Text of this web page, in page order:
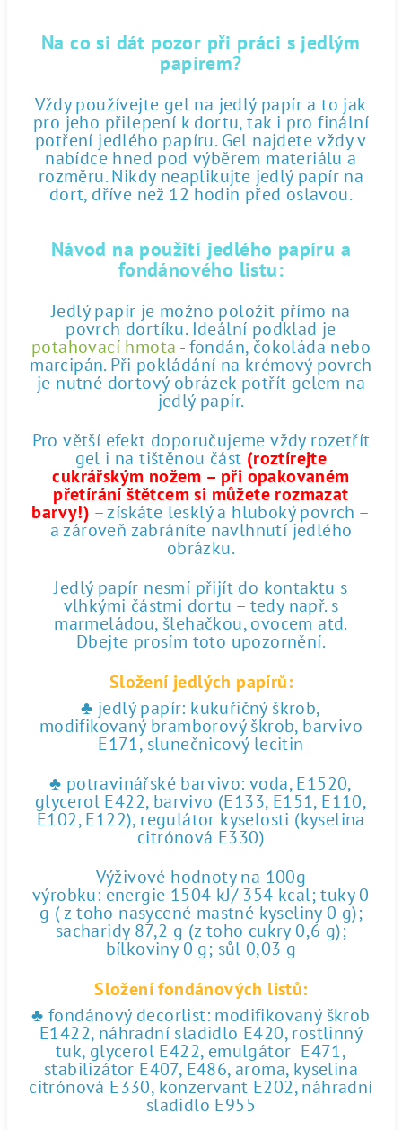
Na co si dát pozor při práci s jedlým
papírem?
Vždy používejte gel na jedlý papír a to jak
pro jeho přilepení k dortu, tak i pro finální
potření jedlého papíru. Gel najdete vždy v
nabídce hned pod výběrem materiálu a
rozměru. Nikdy neaplikujte jedlý papír na
dort, dříve než 12 hodin před oslavou.
Návod na použití jedlého papíru a
fondánového listu:
Jedlý papír je možno položit přímo na
povrch dortíku. Ideální podklad je
potahovací hmota - fondán, čokoláda nebo
marcipán. Při pokládání na krémový povrch
je nutné dortový obrázek potřít gelem na
jedlý papír.
Pro větší efekt doporučujeme vždy rozetřít
gel i na tištěnou část (roztírejte
cukrářským nožem – při opakovaném
přetírání štětcem si můžete rozmazat
barvy!) – získáte lesklý a hluboký povrch –
a zároveň zabráníte navlhnutí jedlého
obrázku.
Jedlý papír nesmí přijít do kontaktu s
vlhkými částmi dortu – tedy např. s
marmeládou, šlehačkou, ovocem atd.
Dbejte prosím toto upozornění.
Složení jedlých papírů:
♣ jedlý papír: kukuřičný škrob,
modifikovaný bramborový škrob, barvivo
E171, slunečnicový lecitin
♣ potravinářské barvivo: voda, E1520,
glycerol E422, barvivo (E133, E151, E110,
E102, E122), regulátor kyselosti (kyselina
citrónová E330)
Výživové hodnoty na 100g
výrobku: energie 1504 kJ/ 354 kcal; tuky 0
g ( z toho nasycené mastné kyseliny 0 g);
sacharidy 87,2 g (z toho cukry 0,6 g);
bílkoviny 0 g; sůl 0,03 g
Složení fondánových listů:
♣ fondánový decorlist: modifikovaný škrob
E1422, náhradní sladidlo E420, rostlinný
tuk, glycerol E422, emulgátor E471,
stabilizátor E407, E486, aroma, kyselina
citrónová E330, konzervant E202, náhradní
sladidlo E955